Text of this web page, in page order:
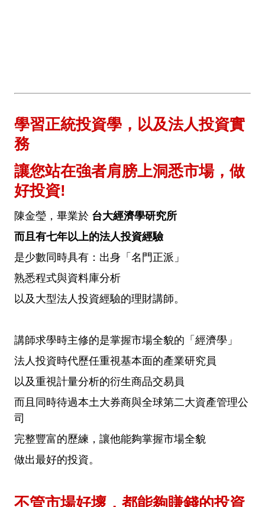
學習正統投資學，以及法人投資實
務
讓您站在強者肩膀上洞悉市場，做
好投資!
陳金瑩，畢業於 台大經濟學研究所
而且有七年以上的法人投資經驗
是少數同時具有：出身「名門正派」
熟悉程式與資料庫分析
以及大型法人投資經驗的理財講師。
講師求學時主修的是掌握市場全貌的「經濟學」
法人投資時代歷任重視基本面的產業研究員
以及重視計量分析的衍生商品交易員
而且同時待過本土大券商與全球第二大資產管理公
司
完整豐富的歷練，讓他能夠掌握市場全貌
做出最好的投資。
不管市場好壞，都能夠賺錢的投資